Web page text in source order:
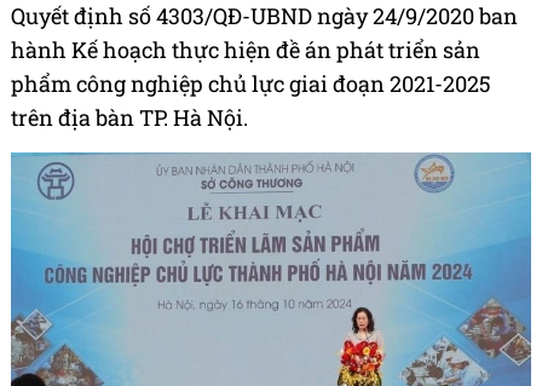
Quyết định số 4303/QĐ-UBND ngày 24/9/2020 ban
hành Kế hoạch thực hiện đề án phát triển sản
phẩm công nghiệp chủ lực giai đoạn 2021-2025
trên địa bàn TP. Hà Nội.